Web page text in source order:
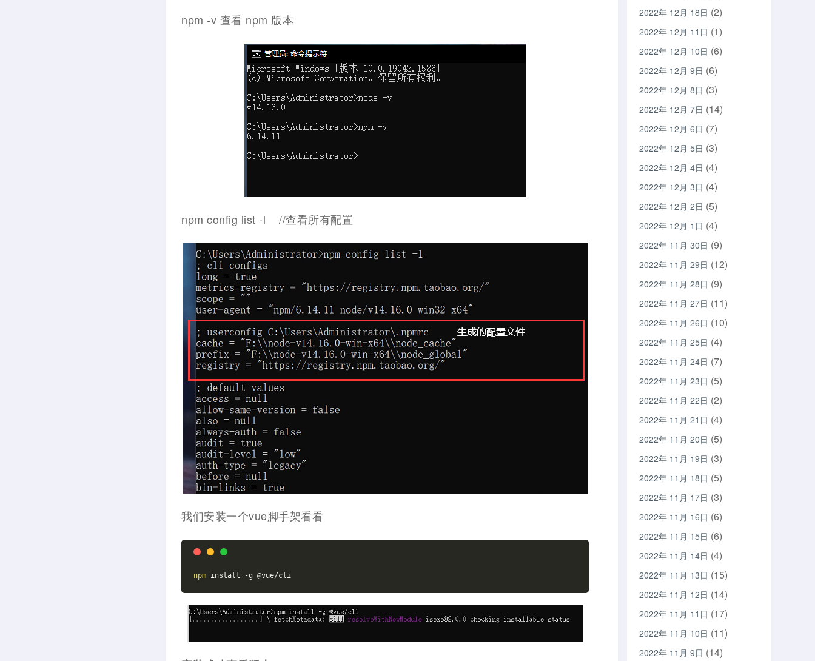
npm -v 查看 npm 版本
npm config list -l //查看所有配置
我们安装一个vue脚手架看看
npm install -g @vue/cli
2022年 12月 18日 (2)
2022年 12月 11日 (1)
2022年 12月 10日 (6)
2022年 12月 9日 (6)
2022年 12月 8日 (3)
2022年 12月 7日 (14)
2022年 12月 6日 (7)
2022年 12月 5日 (3)
2022年 12月 4日 (4)
2022年 12月 3日 (4)
2022年 12月 2日 (5)
2022年 12月 1日 (4)
2022年 11月 30日 (9)
2022年 11月 29日 (12)
2022年 11月 28日 (9)
2022年 11月 27日 (11)
2022年 11月 26日 (10)
2022年 11月 25日 (4)
2022年 11月 24日 (7)
2022年 11月 23日 (5)
2022年 11月 22日 (2)
2022年 11月 21日 (4)
2022年 11月 20日 (5)
2022年 11月 19日 (3)
2022年 11月 18日 (5)
2022年 11月 17日 (3)
2022年 11月 16日 (6)
2022年 11月 15日 (6)
2022年 11月 14日 (4)
2022年 11月 13日 (15)
2022年 11月 12日 (14)
2022年 11月 11日 (17)
2022年 11月 10日 (11)
2022年 11月 9日 (14)